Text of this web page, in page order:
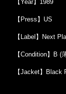
【Year】1989
【Press】US
【Label】Next
【Condition】B (
【Jacket】Black